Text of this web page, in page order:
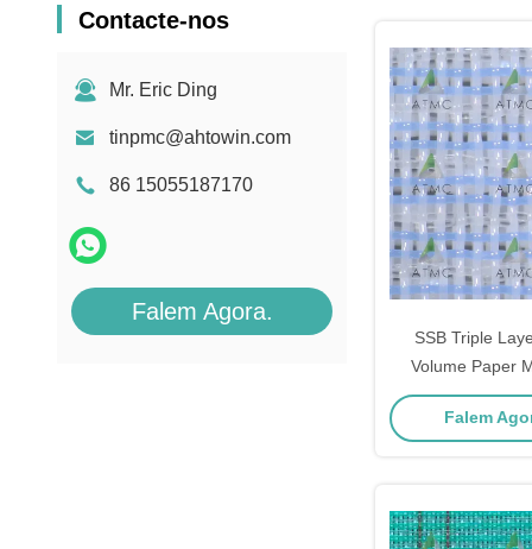
Contacte-nos
Mr. Eric Ding
tinpmc@ahtowin.com
86 15055187170
Falem Agora.
SSB Triple
Volume Paper
KRAFT
Falem